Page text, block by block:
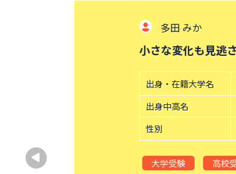
多田 みか
小さな変化も見逃さ
出身・在籍大学名
出身中高名
性別
大学受験 高校受験